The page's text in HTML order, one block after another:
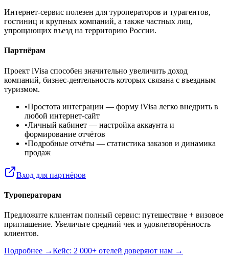
Интернет-сервис полезен для туроператоров и турагентов,
гостиниц и крупных компаний, а также частных лиц,
упрощающих въезд на территорию России.
Партнёрам
Проект iVisa способен значительно увеличить доход
компаний, бизнес-деятельность которых связана с въездным
туризмом.
•Простота интеграции — форму iVisa легко внедрить в
любой интернет-сайт
•Личный кабинет — настройка аккаунта и
формирование отчётов
•Подробные отчёты — статистика заказов и динамика
продаж
Вход для партнёров
Туроператорам
Предложите клиентам полный сервис: путешествие + визовое
приглашение. Увеличьте средний чек и удовлетворённость
клиентов.
Подробнее →Кейс: 2 000+ отелей доверяют нам →